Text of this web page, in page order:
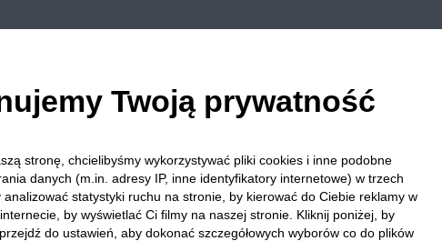
Twoją prywatność
stronę, chcielibyśmy wykorzystywać pliki cookies i inne podobne
danych (m.in. adresy IP, inne identyfikatory internetowe) w trzech
analizować statystyki ruchu na stronie, by kierować do Ciebie reklamy w
by wyświetlać Ci filmy na naszej stronie. Kliknij poniżej, by
do ustawień, aby dokonać szczegółowych wyborów co do plików